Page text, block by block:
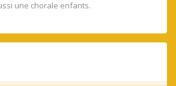
une chorale enfants.